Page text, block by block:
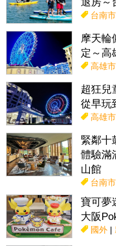
台南市
摩天輪
定～高
高雄市
超狂兒
從早玩
高雄市
緊鄰十
體驗滿
山館
台南市
寶可夢
大阪
國外|